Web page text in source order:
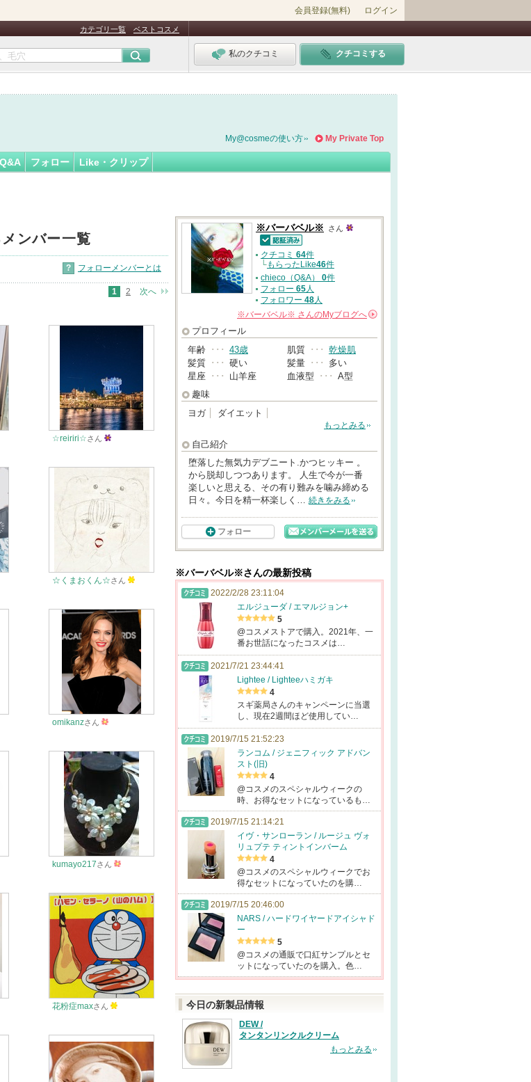
会員登録(無料) ログイン
カテゴリ一覧 ベストコスメ
私のクチコミ クチコミする
認
証
My Private Top
My@cosmeの使い方
Q&A フォロー Like・クリップ
ンバー一覧
? フォローメンバーとは
1 2 次へ
☆reiriri☆さん
☆くまおくん☆さん
omikanzさん
kumayo217さん
花粉症maxさん
※バーバベル※ さん
認証済
クチコミ 64件
└もらったLike46件
chieco（Q&A） 0件
フォロー 65人
フォロワー 48人
※バーバベル※ さんのMyブログへ
プロフィール
年齢 ･･･ 43歳 肌質 ･･･ 乾燥肌
髪質 ･･･ 硬い 髪量 ･･･
多い
星座 ･･･ 山羊座 血液型 ･･･ A型
趣味
ヨガ
ダイエット
もっとみる
自己紹介
堕落した無気力デブニート.かつヒッキー 。
から脱却しつつあります。 人生で今が一番
楽しいと思える、その有り難みを噛み締める
日々。今日を精一杯楽しく… 続きをみる
フォロー
※バーバベル※さんの最新投稿
2022/2/28 23:11:04
エルジューダ / エマルジョン+
5
@コスメストアで購入。2021年、一
番お世話になったコスメは…
2021/7/21 23:44:41
Lightee / Lighteeハミガキ
4
スギ薬局さんのキャンペーンに当選
し、現在2週間ほど使用してい…
2019/7/15 21:52:23
ランコム / ジェニフィック アドバン
スト(旧)
4
@コスメのスペシャルウィークの
時、お得なセットになっているも…
2019/7/15 21:14:21
イヴ・サンローラン / ルージュ ヴォ
リュプテ ティントインバーム
4
@コスメのスペシャルウィークでお
得なセットになっていたのを購…
2019/7/15 20:46:00
NARS / ハードワイヤードアイシャド
ー
5
@コスメの通販で口紅サンプルとセ
ットになっていたのを購入。色…
今日の新製品情報
DEW /
タンタンリンクルクリーム
もっとみる